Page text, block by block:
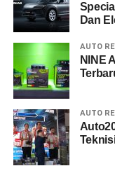
Dan
AUTO
NINE
AUTO